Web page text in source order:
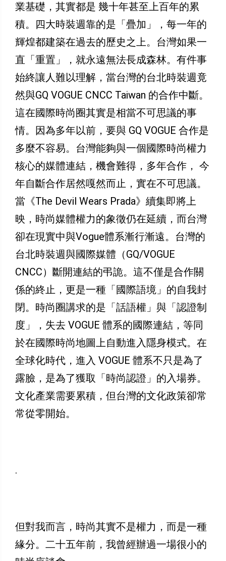
業基礎，其實都是 幾十年甚至上百年的累
積。四大時裝週靠的是「疊加」，每一年的
輝煌都建築在過去的歷史之上。台灣如果一
直「重置」，就永遠無法長成森林。有件事
始終讓人難以理解，當台灣的台北時裝週竟
然與GQ VOGUE CNCC Taiwan 的合作中斷。
這在國際時尚圈其實是相當不可思議的事
情。因為多年以前，要與 GQ VOGUE 合作是
多麼不容易。台灣能夠與一個國際時尚權力
核心的媒體連結，機會難得，多年合作， 今
年自斷合作居然嘎然而止，實在不可思議。
當《The Devil Wears Prada》續集即將上
映，時尚媒體權力的象徵仍在延續，而台灣
卻在現實中與Vogue體系漸行漸遠。台灣的
台北時裝週與國際媒體（GQ/VOGUE
CNCC）斷開連結的弔詭。這不僅是合作關
係的終止，更是一種「國際語境」的自我封
閉。時尚圈講求的是「話語權」與「認證制
度」，失去 VOGUE 體系的國際連結，等同
於在國際時尚地圖上自動進入隱身模式。在
全球化時代，進入 VOGUE 體系不只是為了
露臉，是為了獲取「時尚認證」的入場券。
文化產業需要累積，但台灣的文化政策卻常
常從零開始。
.
但對我而言，時尚其實不是權力，而是一種
緣分。二十五年前，我曾經辦過一場很小的